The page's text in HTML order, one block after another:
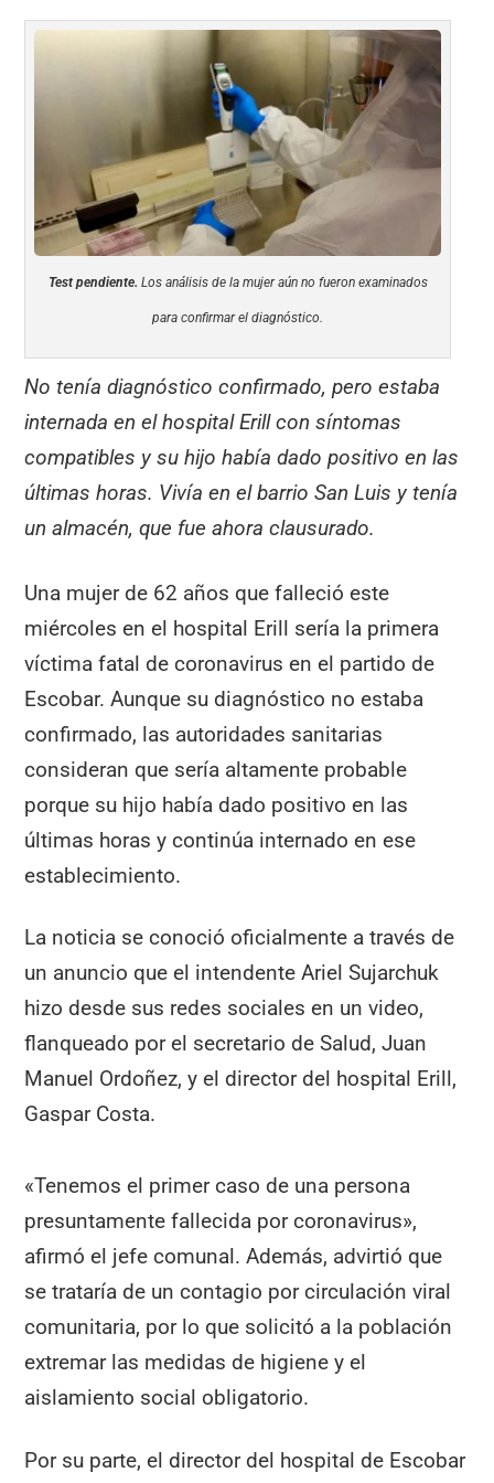
Test pendiente. Los análisis de la mujer aún no fueron examinados
para confirmar el diagnóstico.
No tenía diagnóstico confirmado, pero estaba
internada en el hospital Erill con síntomas
compatibles y su hijo había dado positivo en las
últimas horas. Vivía en el barrio San Luis y tenía
un almacén, que fue ahora clausurado.
Una mujer de 62 años que falleció este
miércoles en el hospital Erill sería la primera
víctima fatal de coronavirus en el partido de
Escobar. Aunque su diagnóstico no estaba
confirmado, las autoridades sanitarias
consideran que sería altamente probable
porque su hijo había dado positivo en las
últimas horas y continúa internado en ese
establecimiento.
La noticia se conoció oficialmente a través de
un anuncio que el intendente Ariel Sujarchuk
hizo desde sus redes sociales en un video,
flanqueado por el secretario de Salud, Juan
Manuel Ordoñez, y el director del hospital Erill,
Gaspar Costa.
«Tenemos el primer caso de una persona
presuntamente fallecida por coronavirus»,
afirmó el jefe comunal. Además, advirtió que
se trataría de un contagio por circulación viral
comunitaria, por lo que solicitó a la población
extremar las medidas de higiene y el
aislamiento social obligatorio.
Por su parte, el director del hospital de Escobar